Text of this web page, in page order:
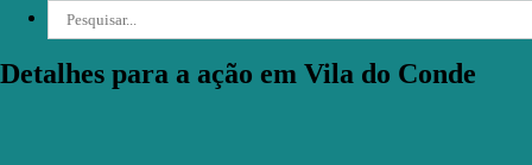
Detalhes para a ação em Vila do Conde